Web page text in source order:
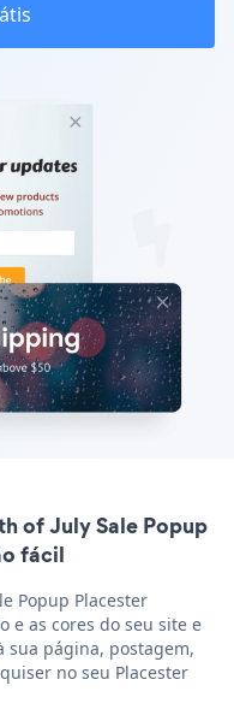
of July Sale Popup
fácil
Popup Placester
e as cores do seu site e
sua página, postagem,
no seu Placester